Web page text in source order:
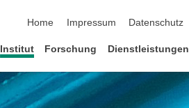
Home
Impressum Datenschutz
Institut Forschung Dienstleistungen